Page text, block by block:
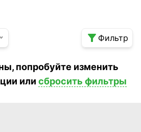
 Фильтр
попробуйте изменить
или сбросить фильтры